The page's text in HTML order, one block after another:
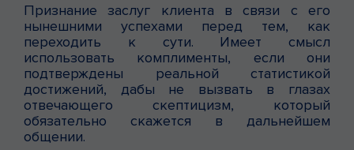
Признание заслуг клиента в связи с его
нынешними успехами перед тем, как
переходить к сути. Имеет смысл
использовать комплименты, если они
подтверждены реальной статистикой
достижений, дабы не вызвать в глазах
отвечающего скептицизм, который
обязательно скажется в дальнейшем
общении.